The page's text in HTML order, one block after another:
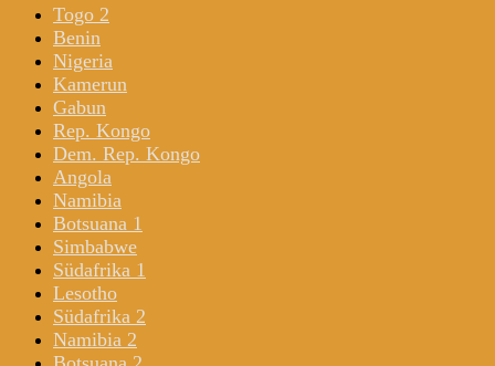
Togo 2
Benin
Nigeria
Kamerun
Gabun
Rep. Kongo
Dem. Rep. Kongo
Angola
Namibia
Botsuana 1
Simbabwe
Südafrika 1
Lesotho
Südafrika 2
Namibia 2